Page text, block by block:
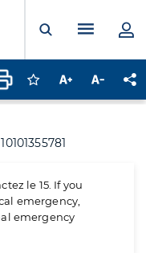
Ouvrir laMenu
Connectez-vous
Augmenter la
le 15. If you
emergency,
emergency